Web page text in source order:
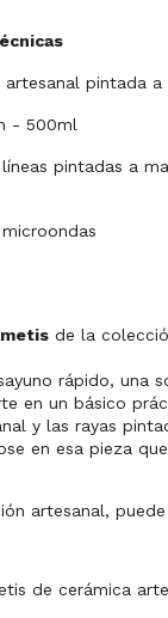
artesanal pintada a
- 500ml
pintadas a
de la
rápido, una
en un básico
y las rayas
en esa pieza
artesanal,
de cerámica